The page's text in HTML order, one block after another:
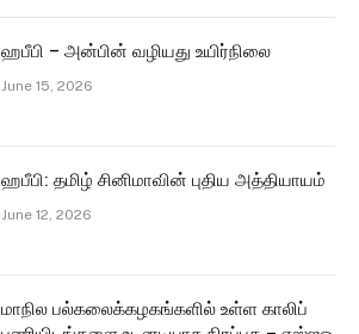
ஹபீபி – அன்பின் வழியது உயிர்நிலை
June 15, 2026
ஹபீபி: தமிழ் சினிமாவின் புதிய அத்தியாயம்
June 12, 2026
மாநில பல்கலைக்கழகங்களில் உள்ள காலிப்